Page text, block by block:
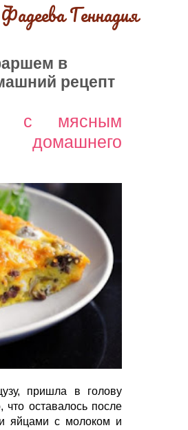
Геннадия
в
рецепт
с мясным
пришла в голову
что оставалось после
яйцами с молоком и